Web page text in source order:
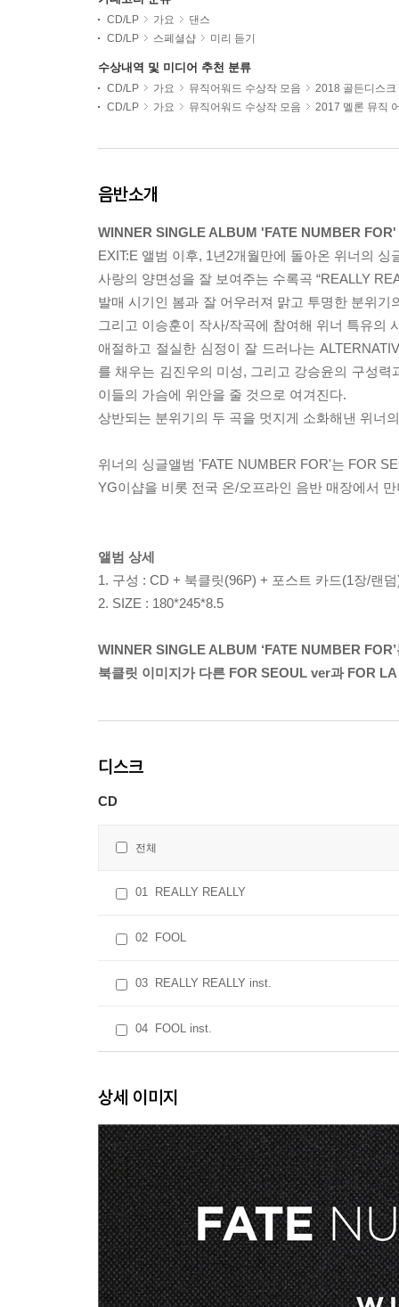
CD/LP 가요
댄스
CD/LP
스페셜샵 미리 듣기
수상내역 및 미디어 추천 분류
CD/LP 가요 뮤직어워드 수상작 모음
2018 골든디스크
CD/LP
가요 뮤직어워드 수상작 모음 2017 멜론 뮤직
음반소개
WINNER SINGLE ALBUM 'FATE NUMBER FOR'
EXIT:E 앨범 이후, 1년2개월만에 돌아온 위너의
사랑의 양면성을 잘 보여주는 수록곡 “REALLY
발매 시기인 봄과 잘 어우러져 맑고 투명한 분위기
그리고 이승훈이 작사/작곡에 참여해 위너 특유의
애절하고 절실한 심정이 잘 드러나는
를 채우는 김진우의 미성, 그리고 강승윤의 구성
이들의 가슴에 위안을 줄 것으로 여겨진다.
상반되는 분위기의 두 곡을 멋지게 소화해낸 위너
위너의 싱글앨범 'FATE NUMBER FOR'는 FOR
YG이샵을 비롯 전국 온/오프라인 음반 매장에서
앨범 상세
1. 구성 : CD + 북클릿(96P) + 포스트 카드(1장/랜
2. SIZE : 180*245*8.5
WINNER SINGLE ALBUM ‘FATE NUMBER FOR’
북클릿 이미지가 다른 FOR SEOUL ver과 FOR
디스크
CD
전체
01 REALLY REALLY
02 FOOL
03 REALLY REALLY inst.
04 FOOL inst.
상세 이미지